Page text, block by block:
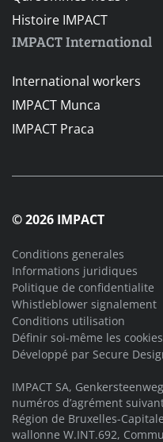
Histoire IMPACT
IMPACT International
International workers
IMPACT Munca
IMPACT Praca
© 2026 IMPACT
Conditions generales
Informations juridiques
Politique de confidentialite
Whistleblower signalement
Conditions utilisation
Définir soi-même les cookies
Développé par Secure
IMPACT SA,
numéros d’agrément
Région de Bruxelles-
wallonne W.INT.692,